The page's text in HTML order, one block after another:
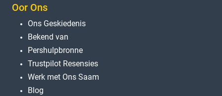
Oor Ons
Ons Geskiedenis
Bekend van
Pershulpbronne
Trustpilot Resensies
Werk met Ons Saam
Blog